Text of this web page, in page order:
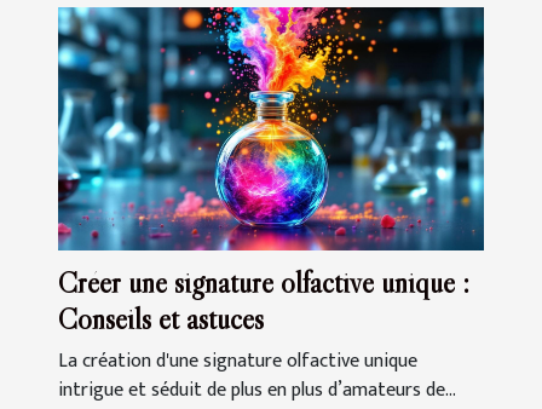
Créer une signature olfactive unique :
Conseils et astuces
La création d'une signature olfactive unique
intrigue et séduit de plus en plus d’amateurs de...